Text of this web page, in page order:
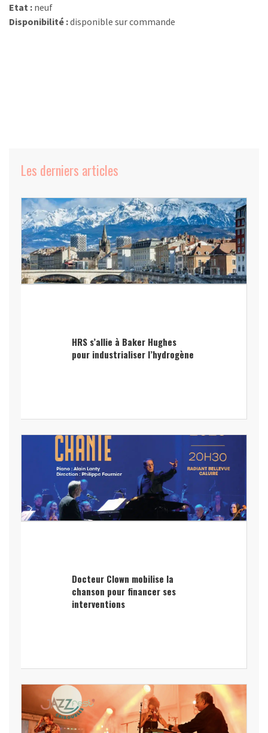
Etat : neuf
Disponibilité :disponible sur commande
Les derniers articles
HRS s’allie à Baker Hughes
pour industrialiser l’hydrogène
Docteur Clown mobilise la
chanson pour financer ses
interventions